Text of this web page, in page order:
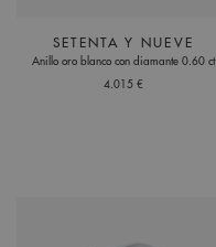
SETENTA Y NUEVE
Anillo oro blanco con diamante 0.60 ct
4.015 €